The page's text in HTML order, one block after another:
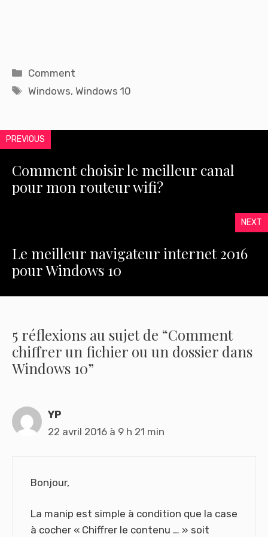
Catégories
Comment
Étiquettes
Windows,Windows 10
PREVIOUS
Comment choisir le meilleur canal
pour mon routeur wifi?
NEXT
Le meilleur navigateur internet 2016
pour Windows 10
5 réflexions au sujet de “Comment
chiffrer un fichier ou un dossier dans
Windows 10”
YP
22 avril 2016 à 9 h 21 min
Bonjour,
La manip est simple à condition que la case
à cocher « Chiffrer le contenu … » soit